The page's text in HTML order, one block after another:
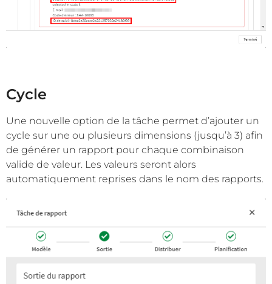
Cycle
Une nouvelle option de la tâche permet d’ajouter un
cycle sur une ou plusieurs dimensions (jusqu’à 3) afin
de générer un rapport pour chaque combinaison
valide de valeur. Les valeurs seront alors
automatiquement reprises dans le nom des rapports.